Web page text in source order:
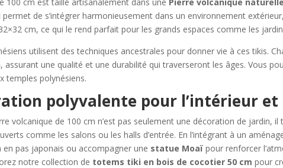
de s’intégrer harmonieusement dans un environnement
cm, ce qui le rend parfait pour les grands espaces comme les
utilisent des techniques ancestrales pour donner vie à ces tikis.
assurant une qualité et une durabilité qui traverseront les âges. Vous
temples polynésiens.
polyvalente pour l’intérieur et
volcanique de 100 cm n’est pas seulement une décoration de jardin,
comme les salons ou les halls d’entrée. En l’intégrant à un
en pas japonais ou accompagner une statue Moaï pour renforcer
notre collection de totems tiki en bois de cocotier 50 cm pour